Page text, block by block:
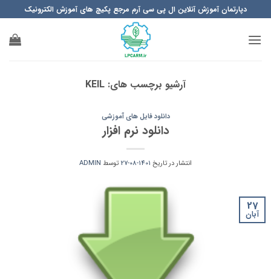
to
content
دپارتمان آموزش آنلاین ال پی سی آرم مرجع پکیچ های آموزش الکترونیک
آرشیو برچسب های: KEIL
دانلود فایل های آموزشی
دانلود نرم افزار
انتشار در تاریخ 1401-08-27 توسط ADMIN
27
آبان